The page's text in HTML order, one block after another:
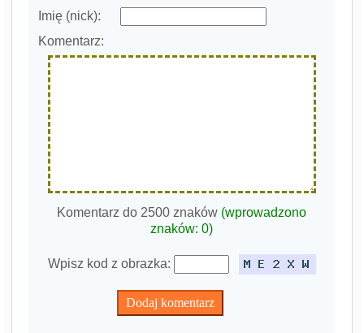
Imię (nick):
Komentarz:
Komentarz do 2500 znaków (wprowadzono
znaków:0)
Wpisz kod z obrazka: